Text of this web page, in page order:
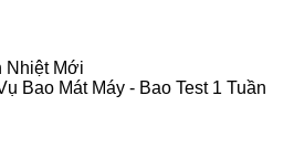
Nhiệt Mới
Bao Mát Máy - Bao Test 1 Tuần